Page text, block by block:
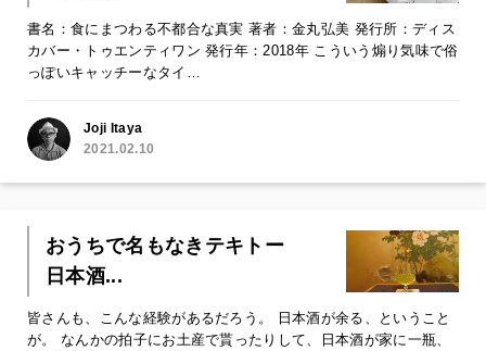
書名：食にまつわる不都合な真実 著者：金丸弘美 発行所：ディス
カバー・トゥエンティワン 発行年：2018年 こういう煽り気味で俗
っぽいキャッチーなタイ…
Joji Itaya
2021.02.10
おうちで名もなきテキトー
日本酒...
皆さんも、こんな経験があるだろう。 日本酒が余る、ということ
が。 なんかの拍子にお土産で貰ったりして、日本酒が家に一瓶、